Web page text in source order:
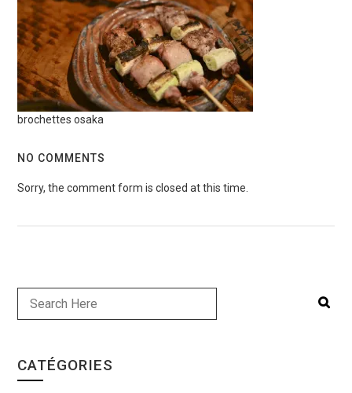
brochettes osaka
NO COMMENTS
Sorry, the comment form is closed at this time.
CATÉGORIES